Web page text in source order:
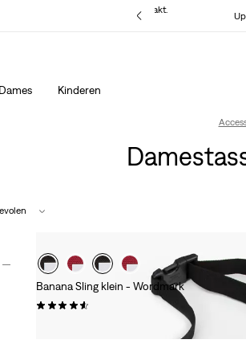
speciaal voor jou op maat gemaakt.
Dames Kinderen
Levi's App. Het
Banana Sling klein - Wordmark